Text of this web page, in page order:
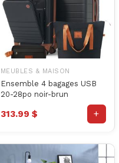
MEUBLES & MAISON
Ensemble 4 bagages USB
20-28po noir-brun
313.99 $ +